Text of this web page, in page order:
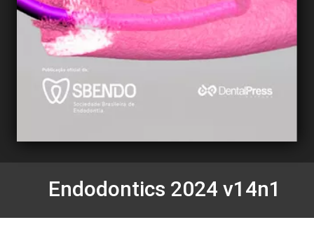
Endodontics 2024 v14n1